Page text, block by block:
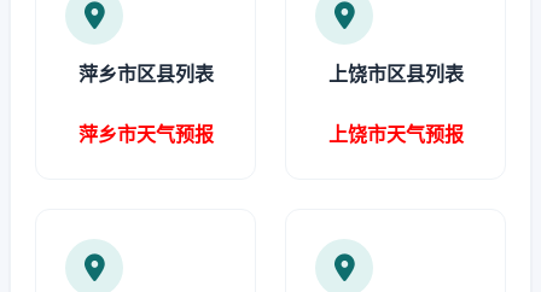
萍乡市区县列表
萍乡市天气预报
上饶市区县列表
上饶市天气预报